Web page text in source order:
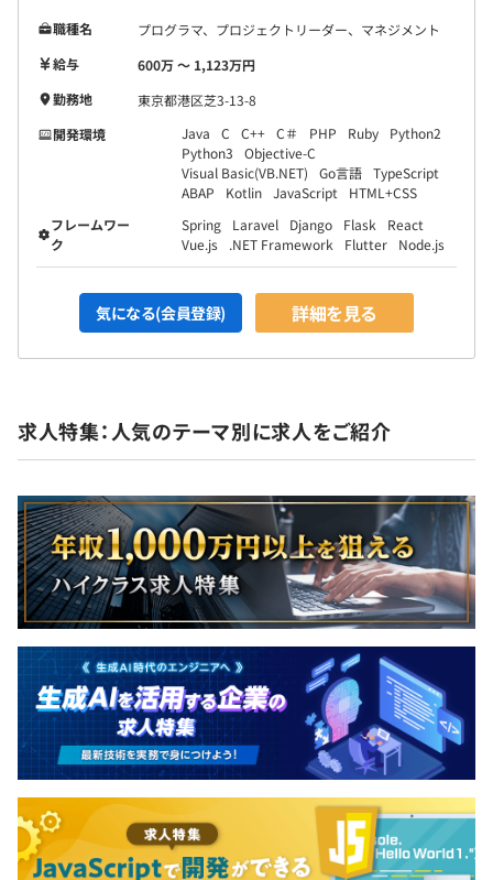
※単価連動制のため、単価が上がれば給与も随時、昇給し
ます
社会保険完備（健康保険・厚生年金保険、雇用保険・労災
無期雇用
職種名
プログラマ、プロジェクトリーダー、マネジメント
給与
600万 〜 1,123万円
勤務地
東京都港区芝3-13-8
開発環境
Java C C++ C＃ PHP Ruby
Python2
Python3
Objective-C
Visual Basic(VB.NET)
Go言語 TypeScript
ABAP
Kotlin JavaScript
HTML+CSS
フレームワー
ク
Spring Laravel Django Flask
React
Vue.js
.NET Framework Flutter Node.js
気になる(会員登録) 詳細を見る
求人特集：人気のテーマ別に求人をご紹介